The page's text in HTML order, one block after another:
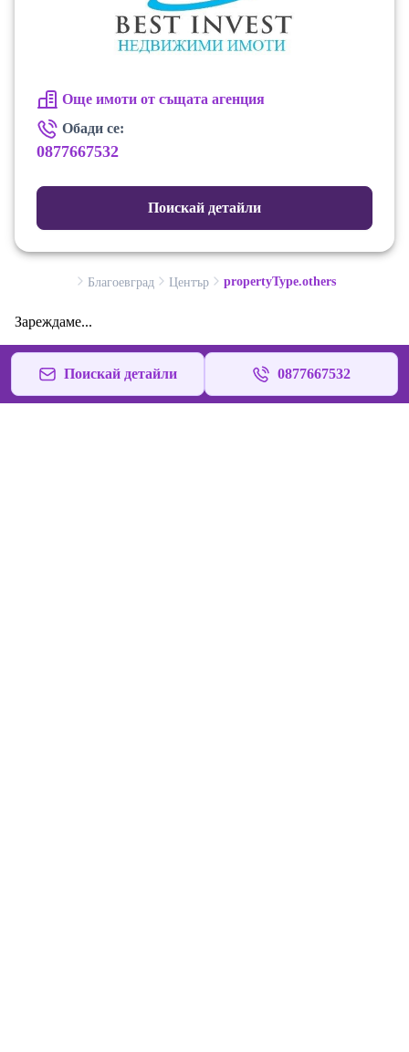
Още имоти от същата агенция
Обади се:
0877667532
Поискай детайли
Благоевград Център propertyType.others
Зареждаме...
Поискай детайли 0877667532